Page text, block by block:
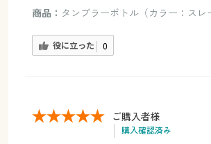
商品： タンブラーボトル（カラー：スレ
役に立った 0
ご購入者様
購入確認済み